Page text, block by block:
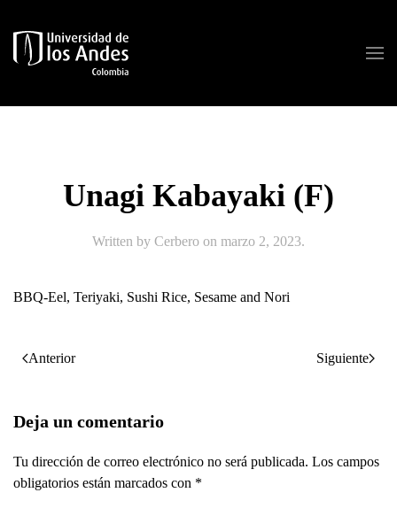
Skip to main content
Unagi Kabayaki (F)
Written by Cerbero on marzo 2, 2023.
BBQ-Eel, Teriyaki, Sushi Rice, Sesame and Nori
Anterior Siguiente
Deja un comentario
Tu dirección de correo electrónico no será publicada. Los campos
obligatorios están marcados con *